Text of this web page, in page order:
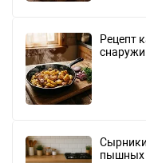
Рецепт
снаружи
Сырники
пышных